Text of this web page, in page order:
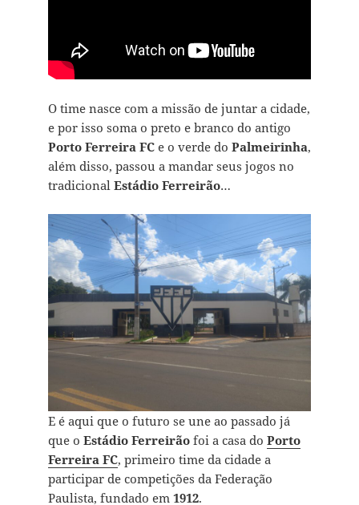
O time nasce com a missão de juntar a cidade,
e por isso soma o preto e branco do antigo
Porto Ferreira FC e o verde do Palmeirinha,
além disso, passou a mandar seus jogos no
tradicional Estádio Ferreirão…
E é aqui que o futuro se une ao passado já
que o Estádio Ferreirãofoi a casa do Porto
Ferreira FC, primeiro time da cidade a
participar de competições da Federação
Paulista, fundado em 1912.